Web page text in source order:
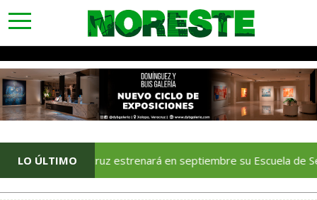
toggle
navigation
LO ÚLTIMO
Veracruz estrenará en septiembre su Escuela de Servicios